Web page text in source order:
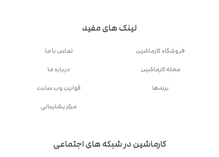
لینک های مفید
فروشگاه کارماشین
مجله کارماشین
برندها
تماس با ما
درباره ما
قوانین وب سایت
مرکز پشتیبانی
کارماشین در شبکه های اجتماعی